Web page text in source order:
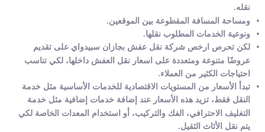
نقله.
ومساحة المسافة المقطوعة بين الموقعين.
ونوعية الخدمات المطلوب نقلها.
لكن تحرص ارخص شركة نقل عفش بجازان سبيدواي على تقديم
عروضًا متنوعة ومتعددة على اسعار نقل العفش داخلها، لكي تناسب
احتياجات الكثير من العملاء.
تبدأ الأسعار من المستويات الاقتصادية للخدمات الأساسية مثل خدمة
النقل فقط، تزيد هذه الأسعار عند إضافة خدمات إضافية مثل خدمة
التغليف الاحترافي، الفك والتركيب، أو استخدام المعدات الخاصة لكي
يتم نقل الأثاث الثقيل.